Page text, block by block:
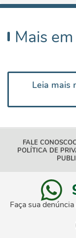
Mais em
Leia mais
FALE CONOSCO
POLÍTICA DE
Faça sua